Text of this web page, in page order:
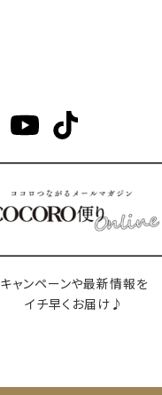
キャンペーンや最新情報を
イチ早くお届け♪